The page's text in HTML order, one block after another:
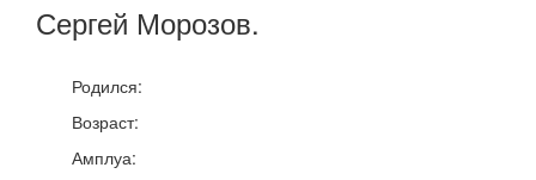
Сергей Морозов.
Родился:
Возраст:
Амплуа: